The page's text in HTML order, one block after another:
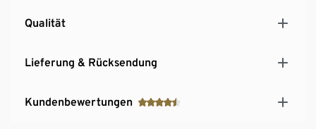
Qualität
Lieferung & Rücksendung
Kundenbewertungen